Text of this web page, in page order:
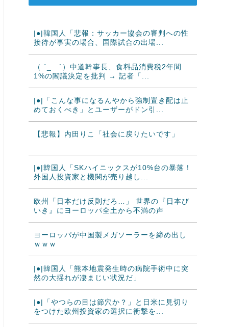
|●|韓国人「悲報：サッカー協会の審判への性
接待が事実の場合、国際試合の出場...
（ ´_ゝ`）中道幹事長、食料品消費税2年間
1%の閣議決定を批判 → 記者「...
|●|「こんな事になるんやから強制置き配は止
めておくべき」とユーザーがドン引...
【悲報】内田りこ「社会に戻りたいです」
|●|韓国人「SKハイニックスが10%台の暴落！
外国人投資家と機関が売り越し...
欧州「日本だけ反則だろ…」 世界の『日本び
いき』にヨーロッパ全土から不満の声
ヨーロッパが中国製メガソーラーを締め出し
ｗｗｗ
|●|韓国人「熊本地震発生時の病院手術中に突
然の大揺れが凄まじい状況だ」
|●|「やつらの目は節穴か？」と日米に見切り
をつけた欧州投資家の選択に衝撃を...